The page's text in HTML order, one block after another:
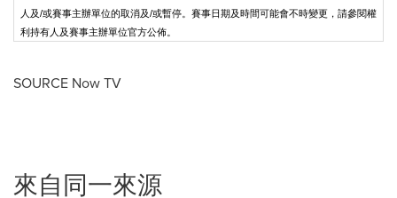
人及/或賽事主辦單位的取消及/或暫停。賽事日期及時間可能會不時變更，請參閱權
利持有人及賽事主辦單位官方公佈。
SOURCE Now TV
來自同一來源